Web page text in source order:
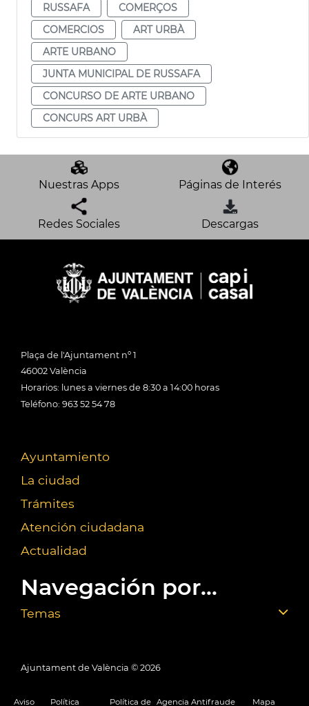
RUSSAFA
COMERÇOS
COMERCIOS
ART URBÀ
ARTE URBANO
JUNTA MUNICIPAL DE RUSSAFA
CONCURSO DE ARTE URBANO
CONCURS ART URBÀ
Nuestras Apps Páginas de Interés
Redes Sociales Descargas
Plaça de l'Ajuntament nº 1
46002 València
Horarios: lunes a viernes de 8:30 a 14:00 horas
Teléfono: 963 52 54 78
Ayuntamiento
La ciudad
Trámites
Atención ciudadana
Actualidad
Navegación por...
Temas
Ajuntament de València © 2026
Aviso Política Política de Agencia Antifraude Mapa